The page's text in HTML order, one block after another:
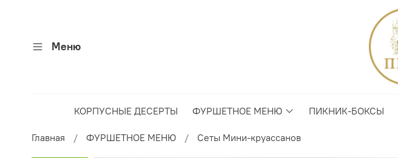
Меню
КОРПУСНЫЕ ДЕСЕРТЫ ФУРШЕТНОЕ МЕНЮ ПИКНИК-БОКСЫ
Главная ФУРШЕТНОЕ МЕНЮ Сеты Мини-круассанов